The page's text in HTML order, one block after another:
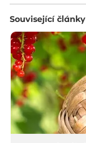
Související články